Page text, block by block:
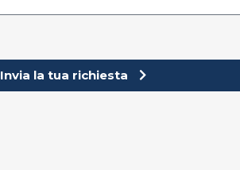
Invia la tua richiesta